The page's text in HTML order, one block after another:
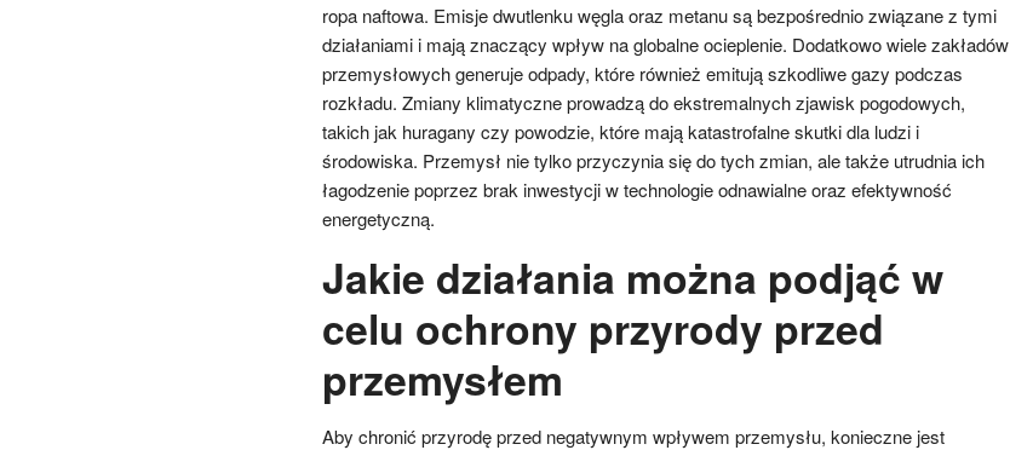
ropa naftowa. Emisje dwutlenku węgla oraz metanu są bezpośrednio związane z tymi
działaniami i mają znaczący wpływ na globalne ocieplenie. Dodatkowo wiele zakładów
przemysłowych generuje odpady, które również emitują szkodliwe gazy podczas
rozkładu. Zmiany klimatyczne prowadzą do ekstremalnych zjawisk pogodowych,
takich jak huragany czy powodzie, które mają katastrofalne skutki dla ludzi i
środowiska. Przemysł nie tylko przyczynia się do tych zmian, ale także utrudnia ich
łagodzenie poprzez brak inwestycji w technologie odnawialne oraz efektywność
energetyczną.
Jakie działania można podjąć w
celu ochrony przyrody przed
przemysłem
Aby chronić przyrodę przed negatywnym wpływem przemysłu, konieczne jest